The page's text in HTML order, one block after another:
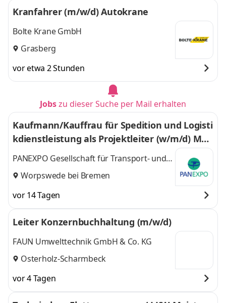
Kranfahrer (m/w/d) Autokrane
Bolte Krane GmbH
Grasberg
vor etwa 2 Stunden
Jobszu dieser Suche per Mail erhalten
Kaufmann/Kauffrau für Spedition und Logisti
kdienstleistung als Projektleiter (w/m/d) Mes
se- und Eventlogistik
PANEXPO Gesellschaft für Transport- und
Messelogistik mbH
Worpswede bei Bremen
vor 14 Tagen
Leiter Konzernbuchhaltung (m/w/d)
FAUN Umwelttechnik GmbH & Co. KG
Osterholz-Scharmbeck
vor 4 Tagen